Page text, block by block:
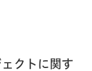
クトに関す